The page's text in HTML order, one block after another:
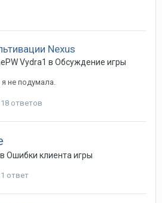
Nexus
Vydra1 в Обсуждение игры
не подумала.
18 ответов
в Ошибки клиента игры
1 ответ